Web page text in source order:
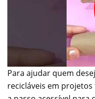
Para ajudar quem
recicláveis em